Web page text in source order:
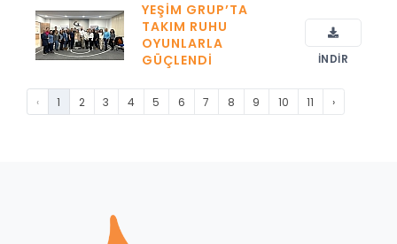
YEŞIM GRUP’TA
TAKIM RUHU
OYUNLARLA
GÜÇLENDI
İNDIR
‹ 1 2 3 4 5 6 7 8 9 10 11 ›